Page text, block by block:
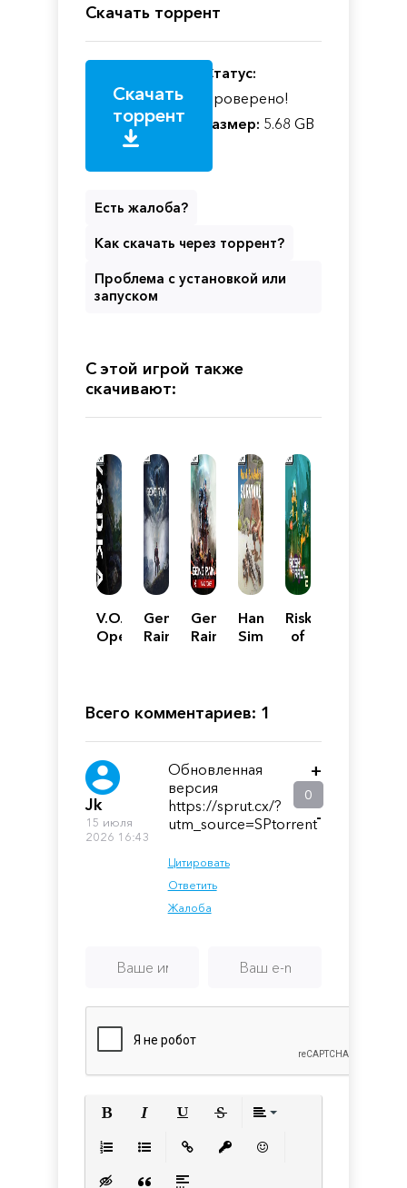
Скачать торрент
Скачать
торрент
Статус:
Проверено!
Размер: 5.68 GB
Есть жалоба?
Как скачать через торрент?
Проблема с установкой или
запуском
С этой игрой также
скачивают:
V.O.D.K.A.
Open
Gene
Rain
Gene
Rain:
Hand
Simulator:
Risk
of
Всего комментариев: 1
Jk
15 июля
2026 16:43
Обновленная
версия
https://sprut.cx/?
utm_source=SPtorrent
Цитировать
Ответить
Жалоба
+
0
-